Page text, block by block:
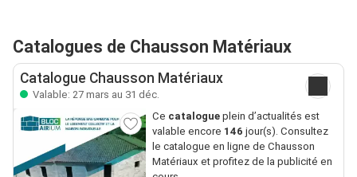
Catalogues de Chausson Matériaux
Catalogue Chausson Matériaux
Valable: 27 mars au 31 déc.
Ce catalogueplein d’actualités est
valable encore 146 jour(s). Consultez
le catalogue en ligne de Chausson
Matériaux et profitez de la publicité en